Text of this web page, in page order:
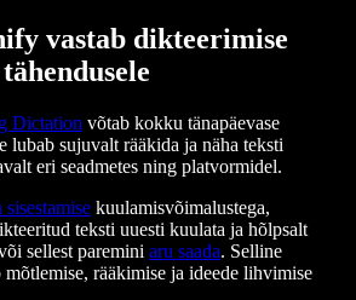
vastab dikteerimise
Dictation võtab kokku tänapäevase
lubab sujuvalt rääkida ja näha teksti
eri seadmetes ning platvormidel.
sisestamise kuulamisvõimalustega,
teksti uuesti kuulata ja hõlpsalt
sellest paremini aru saada. Selline
rääkimise ja ideede lihvimise